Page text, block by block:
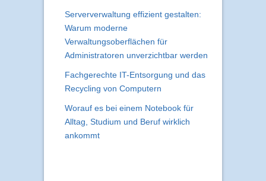
Serververwaltung effizient gestalten:
Warum moderne
Verwaltungsoberflächen für
Administratoren unverzichtbar werden
Fachgerechte IT-Entsorgung und das
Recycling von Computern
Worauf es bei einem Notebook für
Alltag, Studium und Beruf wirklich
ankommt